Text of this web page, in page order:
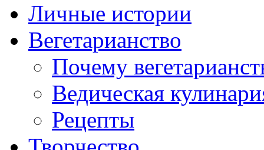
Личные истории
Вегетарианство
Почему
Ведическая
Рецепты